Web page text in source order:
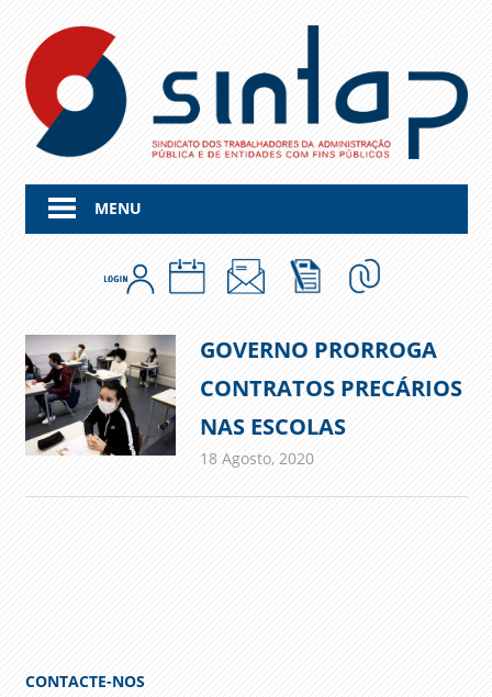
content
MENU
GOVERNO PRORROGA
CONTRATOS PRECÁRIOS
NAS ESCOLAS
18 Agosto, 2020
CONTACTE-NOS